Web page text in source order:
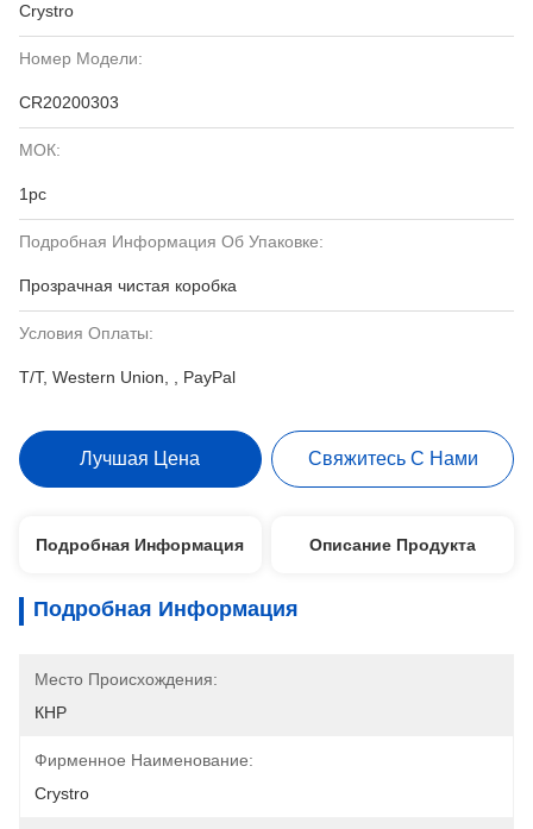
Crystro
Номер Модели:
CR20200303
МОК:
1pc
Подробная Информация Об Упаковке:
Прозрачная чистая коробка
Условия Оплаты:
T/T, Western Union, , PayPal
Лучшая Цена Свяжитесь С Нами
Подробная Информация Описание Продукта
Подробная Информация
Место Происхождения:
КНР
Фирменное Наименование:
Crystro